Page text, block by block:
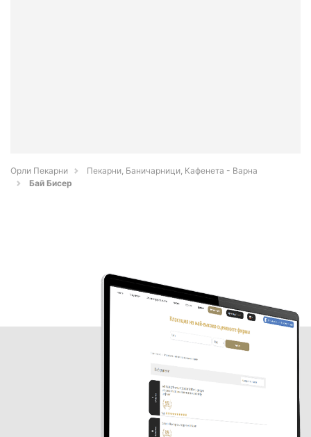
Орли Пекарни
Пекарни, Баничарници, Кафенета - Варна
Бай Бисер